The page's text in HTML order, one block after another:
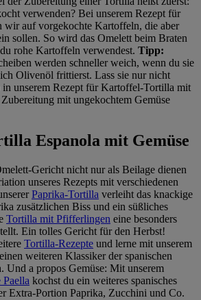
verwenden? Bei unserem Rezept für
wir auf vorgekochte Kartoffeln, die aber
sollen. So wird das Omelett beim Braten
rohe Kartoffeln verwendest. Tipp:
werden schneller weich, wenn du sie
Olivenöl frittierst. Lass sie nur nicht
in unserem Rezept für Kartoffel-Tortilla mit
mit ungekochtem Gemüse
Espanola mit Gemüse
Gericht nicht nur als Beilage dienen
unseres Rezepts mit verschiedenen
Paprika-Tortilla verleiht das knackige
zusätzlichen Biss und ein süßliches
Tortilla mit Pfifferlingen eine besonders
Ein tolles Gericht für den Herbst!
Tortilla-Rezepte und lerne mit unserem
einen weiteren Klassiker der spanischen
Und a propos Gemüse: Mit unserem
Paella kochst du ein weiteres spanisches
Extra-Portion Paprika, Zucchini und Co.